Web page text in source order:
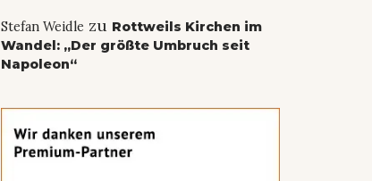
Stefan Weidle zu Rottweils Kirchen im
Wandel: „Der größte Umbruch seit
Napoleon“